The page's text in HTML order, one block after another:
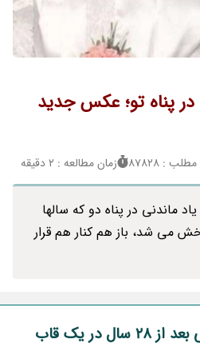
پناه تو؛ عکس جدید
: 87828 زمان مطالعه : 2 دقیقه
ماندنی در پناه دو که سالها
می شد، باز هم کنار هم قرار
در یک قاب